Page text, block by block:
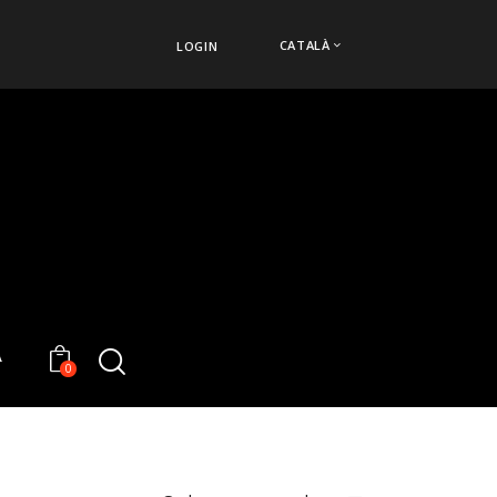
LOGIN CATALÀ
0